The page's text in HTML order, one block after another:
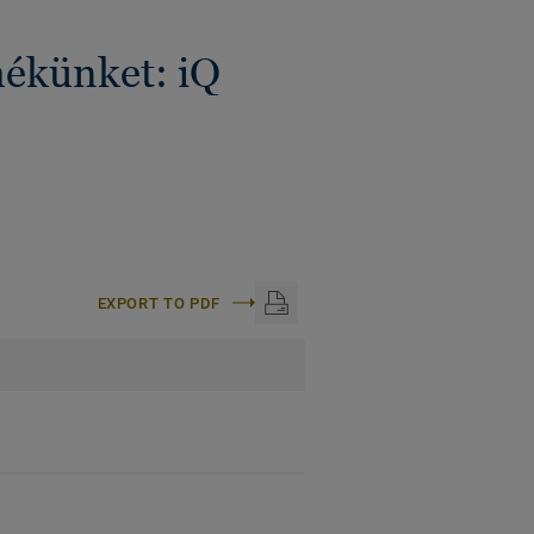
iQ
EXPORT TO PDF